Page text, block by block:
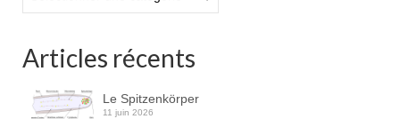
Articles récents
Le Spitzenkörper
11 juin 2026